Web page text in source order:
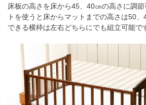
床板の高さを床から45、40㎝の高さに調
トを使うと床からマットまでの高さは50
できる横枠は左右どちらにでも組立可能で